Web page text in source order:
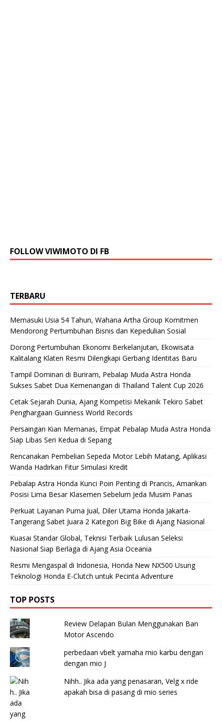
FOLLOW VIWIMOTO DI FB
TERBARU
Memasuki Usia 54 Tahun, Wahana Artha Group Komitmen
Mendorong Pertumbuhan Bisnis dan Kepedulian Sosial
Dorong Pertumbuhan Ekonomi Berkelanjutan, Ekowisata
Kalitalang Klaten Resmi Dilengkapi Gerbang Identitas Baru
Tampil Dominan di Buriram, Pebalap Muda Astra Honda
Sukses Sabet Dua Kemenangan di Thailand Talent Cup 2026
Cetak Sejarah Dunia, Ajang Kompetisi Mekanik Tekiro Sabet
Penghargaan Guinness World Records
Persaingan Kian Memanas, Empat Pebalap Muda Astra Honda
Siap Libas Seri Kedua di Sepang
Rencanakan Pembelian Sepeda Motor Lebih Matang, Aplikasi
Wanda Hadirkan Fitur Simulasi Kredit
Pebalap Astra Honda Kunci Poin Penting di Prancis, Amankan
Posisi Lima Besar Klasemen Sebelum Jeda Musim Panas
Perkuat Layanan Purna Jual, Diler Utama Honda Jakarta-
Tangerang Sabet Juara 2 Kategori Big Bike di Ajang Nasional
Kuasai Standar Global, Teknisi Terbaik Lulusan Seleksi
Nasional Siap Berlaga di Ajang Asia Oceania
Resmi Mengaspal di Indonesia, Honda New NX500 Usung
Teknologi Honda E-Clutch untuk Pecinta Adventure
TOP POSTS
Review Delapan Bulan Menggunakan Ban
Motor Ascendo
perbedaan vbelt yamaha mio karbu dengan
dengan mio J
Nihh.. Jika ada yang penasaran, Velg x ride
apakah bisa di pasang di mio series